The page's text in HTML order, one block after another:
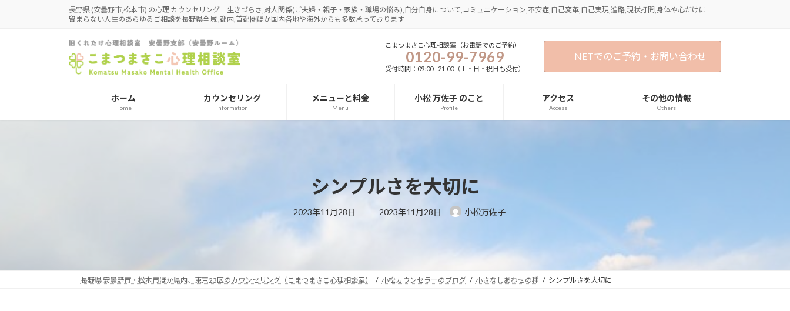
ッ
移
長野県 (安曇野市,松本市) の心理 カウンセリング 生きづらさ,対人関係(ご夫婦・親子・家族・職場の悩み),自分自身について,コミュニケーション,不安症,自己変革,自己実現,進路,現状打開,身体や心だけに
留まらない人生のあらゆるご相談を長野県全域 ,都内,首都圏ほか国内各地や海外からも多数承っております
こまつまさこ心理相談室（お電話でのご予約）
0120-99-7969
受付時間：09:00 - 21:00（土・日・祝日も受付）
NETでのご予約・お問い合わせ
ホーム
Home
カウンセリング
Information
メニューと料金
Menu
小松 万佐子 のこと
Profile
アクセス
Access
その他の情報
Others
シンプルさを大切に
2023年11月28日
最
終
2023年11月28日 小松万佐子
長野県 安曇野市・松本市ほか県内、東京23区のカウンセリング（こまつまさこ心理相談室） 小松カウンセラーのブログ 小さなしあわせの種 シンプルさを大切に